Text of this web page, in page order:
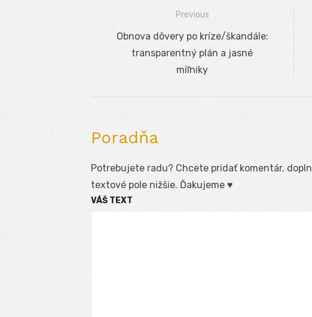
Navigácia
Previous
Previous
post:
Obnova dôvery po kríze/škandále:
transparentný plán a jasné
míľniky
Poradňa
Potrebujete radu? Chcete pridať komentár,
textové pole nižšie. Ďakujeme ♥
VÁŠ TEXT